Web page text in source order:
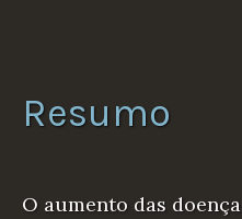
Resumo
O aumento das